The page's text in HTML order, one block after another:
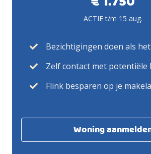
ACTIE t/m 15 aug.
Bezichtigingen doen als
Zelf contact met potentiële
Flink besparen op je
Woning